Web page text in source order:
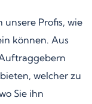
Profis, wie
können. Aus
welcher zu
Sie ihn